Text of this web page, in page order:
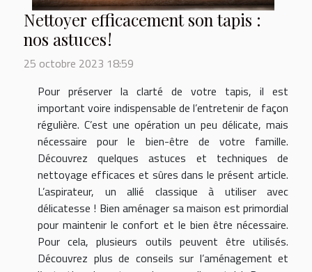
Nettoyer efficacement son tapis :
nos astuces !
25 octobre 2023 18:59
Pour préserver la clarté de votre tapis, il est
important voire indispensable de l’entretenir de façon
régulière. C’est une opération un peu délicate, mais
nécessaire pour le bien-être de votre famille.
Découvrez quelques astuces et techniques de
nettoyage efficaces et sûres dans le présent article.
L’aspirateur, un allié classique à utiliser avec
délicatesse ! Bien aménager sa maison est primordial
pour maintenir le confort et le bien être nécessaire.
Pour cela, plusieurs outils peuvent être utilisés.
Découvrez plus de conseils sur l’aménagement et